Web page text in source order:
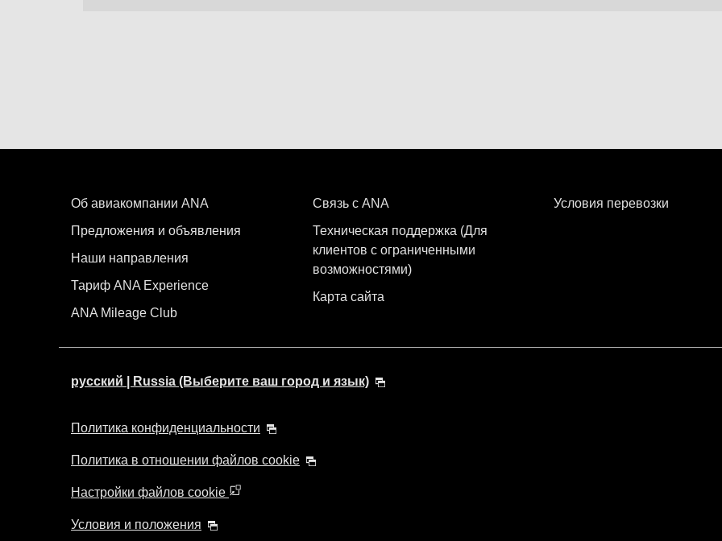
Об авиакомпании ANA
Предложения и объявления
Наши направления
Тариф ANA Experience
ANA Mileage Club
Связь с ANA
Техническая поддержка (Для
клиентов с ограниченными
возможностями)
Карта сайта
Условия перевозки
русский | Russia (Выберите ваш город и язык)
Политика конфиденциальности
Политика в отношении файлов cookie
Настройки файлов cookie
Условия и положения